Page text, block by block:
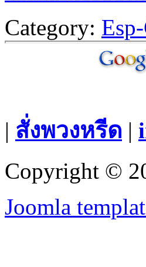
Category:
| สั่งพวงหรีด |
Copyright ©
Joomla